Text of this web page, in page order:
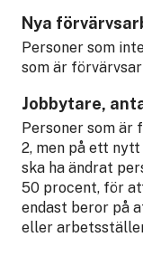
Nya
Personer som
som är
Jobbytare,
Personer som är
2, men på ett
ska ha ändrat
50 procent, för
endast beror på
eller